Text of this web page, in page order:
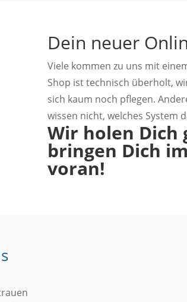
Dein neuer
Viele kommen zu uns mit
Shop ist technisch überholt,
sich kaum noch pflegen.
wissen nicht, welches System
Wir holen Dich
bringen Dich
voran!